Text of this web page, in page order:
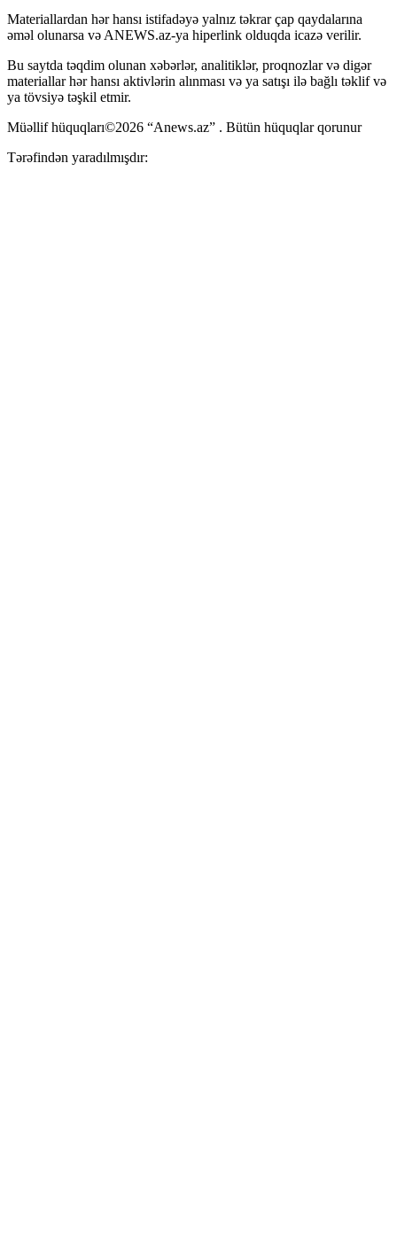
Materiallardan hər hansı istifadəyə yalnız təkrar çap qaydalarına
əməl olunarsa və ANEWS.az-ya hiperlink olduqda icazə verilir.
Bu saytda təqdim olunan xəbərlər, analitiklər, proqnozlar və digər
materiallar hər hansı aktivlərin alınması və ya satışı ilə bağlı təklif və
ya tövsiyə təşkil etmir.
Müəllif hüquqları©2026 “Anews.az” . Bütün hüquqlar qorunur
Tərəfindən yaradılmışdır: